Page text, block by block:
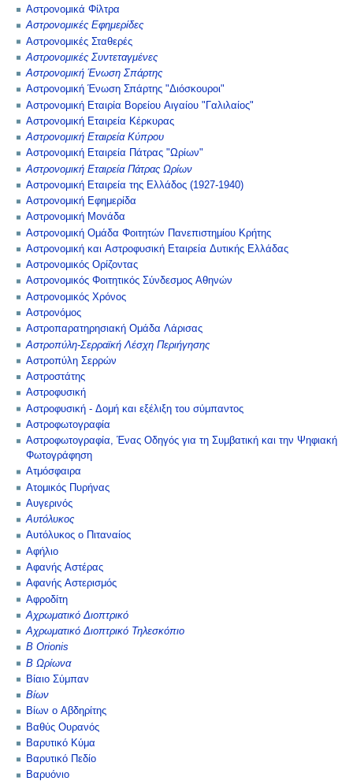
Αστρονομικά Φίλτρα
Αστρονομικές Εφημερίδες
Αστρονομικές Σταθερές
Αστρονομικές Συντεταγμένες
Αστρονομική Ένωση Σπάρτης
Αστρονομική Ένωση Σπάρτης "Διόσκουροι"
Αστρονομική Εταιρία Βορείου Αιγαίου "Γαλιλαίος"
Αστρονομική Εταιρεία Κέρκυρας
Αστρονομική Εταιρεία Κύπρου
Αστρονομική Εταιρεία Πάτρας "Ωρίων"
Αστρονομική Εταιρεία Πάτρας Ωρίων
Αστρονομική Εταιρεία της Ελλάδος (1927-1940)
Αστρονομική Εφημερίδα
Αστρονομική Μονάδα
Αστρονομική Ομάδα Φοιτητών Πανεπιστημίου Κρήτης
Αστρονομική και Αστροφυσική Εταιρεία Δυτικής Ελλάδας
Αστρονομικός Ορίζοντας
Αστρονομικός Φοιτητικός Σύνδεσμος Αθηνών
Αστρονομικός Χρόνος
Αστρονόμος
Αστροπαρατηρησιακή Ομάδα Λάρισας
Αστροπύλη-Σερραϊκή Λέσχη Περιήγησης
Αστροπύλη Σερρών
Αστροστάτης
Αστροφυσική
Αστροφυσική - Δομή και εξέλιξη του σύμπαντος
Αστροφωτογραφία
Αστροφωτογραφία, Ένας Οδηγός για τη Συμβατική και την Ψηφιακή
Φωτογράφηση
Ατμόσφαιρα
Ατομικός Πυρήνας
Αυγερινός
Αυτόλυκος
Αυτόλυκος ο Πιταναίος
Αφήλιο
Αφανής Αστέρας
Αφανής Αστερισμός
Αφροδίτη
Αχρωματικό Διοπτρικό
Αχρωματικό Διοπτρικό Τηλεσκόπιο
Β Orionis
Β Ωρίωνα
Βίαιο Σύμπαν
Βίων
Βίων ο Αβδηρίτης
Βαθύς Ουρανός
Βαρυτικό Κύμα
Βαρυτικό Πεδίο
Βαρυόνιο